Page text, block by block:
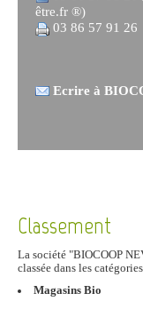
être.fr ®)
03 86 57 91 26
Ecrire à
Classement
La société "BIOCOOP
classée dans les
Magasins Bio